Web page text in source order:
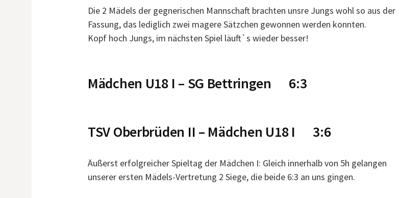
Die 2 Mädels der gegnerischen Mannschaft brachten unsre Jungs wohl so aus der
Fassung, das lediglich zwei magere Sätzchen gewonnen werden konnten.
Kopf hoch Jungs, im nächsten Spiel läuft`s wieder besser!
Mädchen U18 I – SG Bettringen 6:3
TSV Oberbrüden II – Mädchen U18 I 3:6
Äußerst erfolgreicher Spieltag der Mädchen I: Gleich innerhalb von 5h gelangen
unserer ersten Mädels-Vertretung 2 Siege, die beide 6:3 an uns gingen.